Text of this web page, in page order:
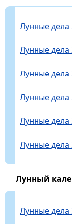
Лунные дела
Лунные дела
Лунные дела
Лунные дела
Лунные дела
Лунные дела
Лунный
Лунные дела